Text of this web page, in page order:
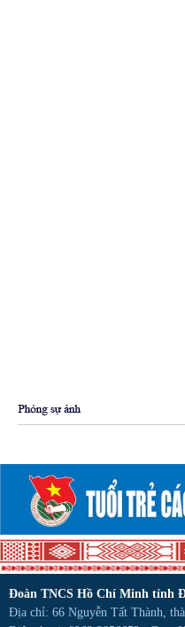
Đoàn TNCS Hồ Chí Minh tỉnh
Địa chỉ: 66 Nguyễn Tất Thành,